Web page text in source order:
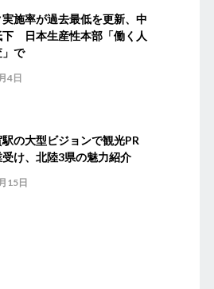
施率が過去最低を更新、中
下 日本生産性本部「働く人
で
4日
の大型ビジョンで観光PR
け、北陸3県の魅力紹介
15日